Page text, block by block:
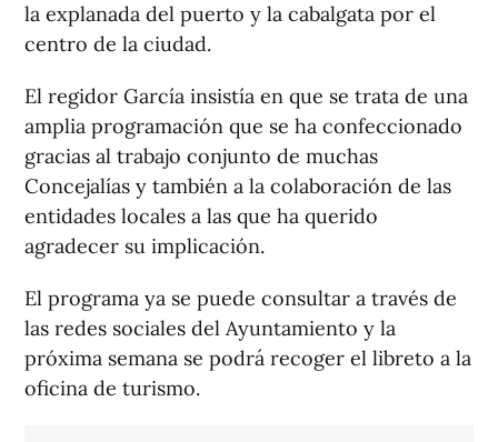
la explanada del puerto y la cabalgata por el
centro de la ciudad.
El regidor García insistía en que se trata de una
amplia programación que se ha confeccionado
gracias al trabajo conjunto de muchas
Concejalías y también a la colaboración de las
entidades locales a las que ha querido
agradecer su implicación.
El programa ya se puede consultar a través de
las redes sociales del Ayuntamiento y la
próxima semana se podrá recoger el libreto a la
oficina de turismo.